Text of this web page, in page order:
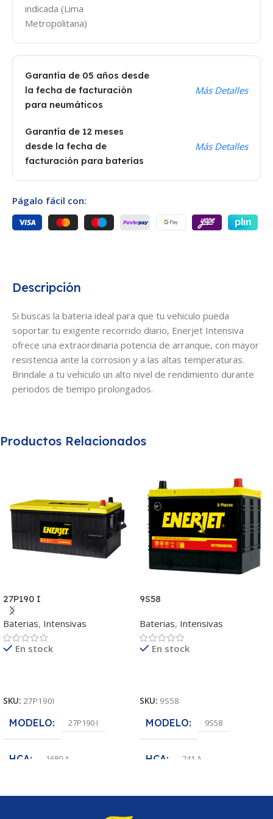
Descripción
Si buscas la bateria ideal para que tu vehiculo pueda
soportar tu exigente recorrido diario, Enerjet Intensiva
ofrece una extraordinaria potencia de arranque, con mayor
resistencia ante la corrosion y a las altas temperaturas.
Brindale a tu vehiculo un alto nivel de rendimiento durante
periodos de tiempo prolongados.
indicada (Lima
Metropolitana)
Garantía de 05 años desde
la fecha de facturación
para neumáticos
Más Detalles
Garantía de 12 meses
desde la fecha de
facturación para baterías
Más Detalles
Págalo fácil con:
Productos Relacionados
27P190 I
Baterias, Intensivas
En stock
SKU: 27P190I
MODELO 27P190 I
HCA 1680 A
POLARIDAD (+-)
9S58
Baterias, Intensivas
En stock
SKU: 9S58
MODELO 9S58
HCA 741 A
POLARIDAD (-+)